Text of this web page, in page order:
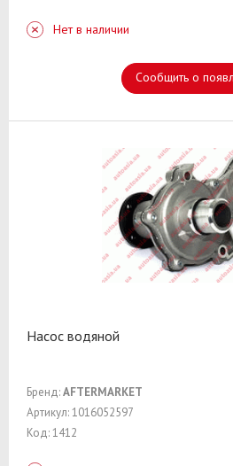
Нет в наличии
Сообщить о
Насос водяной
Бренд:AFTERMARKET
Артикул: 1016052597
Код: 1412